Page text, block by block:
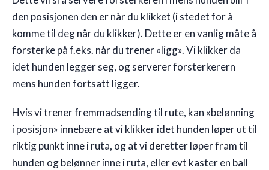
den posisjonen den er når du klikket (i stedet for å
komme til deg når du klikker). Dette er en vanlig måte å
forsterke på f.eks. når du trener «ligg». Vi klikker da
idet hunden legger seg, og serverer forsterkerern
mens hunden fortsatt ligger.
Hvis vi trener fremmadsending til rute, kan «belønning
i posisjon» innebære at vi klikker idet hunden løper ut til
riktig punkt inne i ruta, og at vi deretter løper fram til
hunden og belønner inne i ruta, eller evt kaster en ball